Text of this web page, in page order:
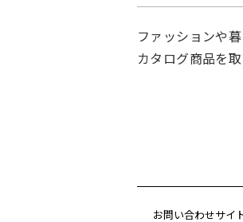
ファッションや
カタログ商品を
お問い合わせサイ